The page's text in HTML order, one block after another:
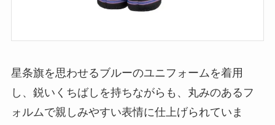
星条旗を思わせるブルーのユニフォームを着用
し、鋭いくちばしを持ちながらも、丸みのあるフ
ォルムで親しみやすい表情に仕上げられていま